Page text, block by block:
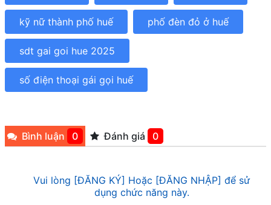
kỹ nữ thành phố huế phố đèn đỏ ở huế
sdt gai goi hue 2025
số điện thoại gái gọi huế
Bình luận 0 Đánh giá 0
Vui lòng [ĐĂNG KÝ] Hoặc [ĐĂNG NHẬP] để sử
dụng chức năng này.